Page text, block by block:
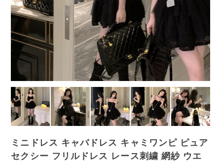
ミニドレス キャバドレス キャミワンピ ピュア
セクシー フリルドレス レース刺繍 網紗 ウエ